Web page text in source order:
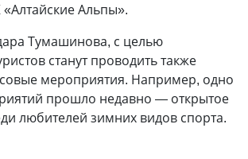
«Алтайские Альпы».
Тумашинова, с целью
станут проводить также
мероприятия. Например, одно
прошло недавно — открытое
любителей зимних видов спорта.